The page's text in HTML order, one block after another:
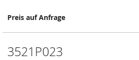
Preis auf Anfrage
3521P023
Springe
Anfang
Bildergalerie